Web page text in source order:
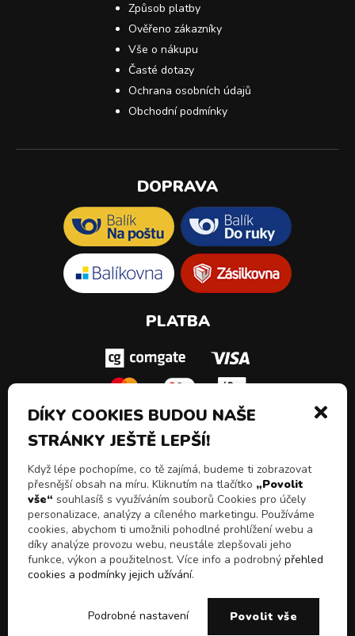
Způsob platby
Ověřeno zákazníky
Vše o nákupu
Časté dotazy
Ochrana osobních údajů
Obchodní podmínky
DOPRAVA
PLATBA
SLEDUJ NÁS!
© 2026 Všechna práva vyhrazena
E-shop Pulito - Kvalitní drogerie a čistící prostředky z
Itálie
nabídky a novinky!
ANO
DÍKY COOKIES BUDOU NAŠE
STRÁNKY JEŠTĚ LEPŠÍ!
Když lépe pochopíme, co tě zajímá, budeme ti zobrazovat
přesnější obsah na míru. Kliknutím na tlačítko „Povolit
vše“ souhlasíš s využíváním souborů Cookies pro účely
personalizace, analýzy a cíleného marketingu. Používáme
cookies, abychom ti umožnili pohodlné prohlížení webu a
díky analýze provozu webu, neustále zlepšovali jeho
funkce, výkon a použitelnost. Více info a podrobný přehled
cookies a podmínky jejich užívání.
Podrobné nastavení Povolit vše